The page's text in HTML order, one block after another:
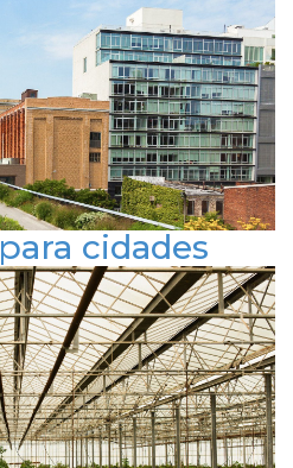
DO CLIENTE
CONTATO
INSTAGRAM LINKEDIN
cidades
papel da
2024
SUSTENTABILIDADE